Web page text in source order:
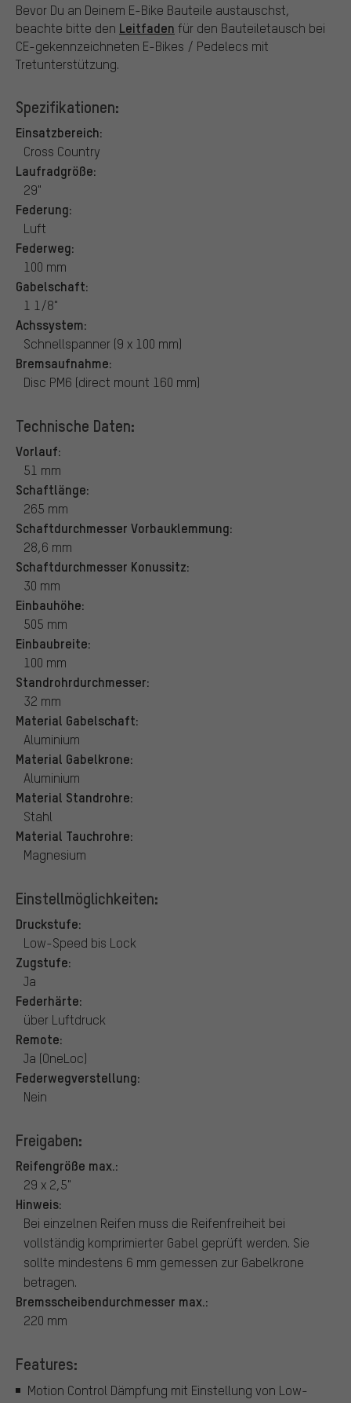
Bevor Du an Deinem E-Bike Bauteile austauschst,
beachte bitte den Leitfaden für den Bauteiletausch bei
CE-gekennzeichneten E-Bikes / Pedelecs mit
Tretunterstützung.
Spezifikationen:
Einsatzbereich:
Cross Country
Laufradgröße:
29"
Federung:
Luft
Federweg:
100 mm
Gabelschaft:
1 1/8"
Achssystem:
Schnellspanner (9 x 100 mm)
Bremsaufnahme:
Disc PM6 (direct mount 160 mm)
Technische Daten:
Vorlauf:
51 mm
Schaftlänge:
265 mm
Schaftdurchmesser Vorbauklemmung:
28,6 mm
Schaftdurchmesser Konussitz:
30 mm
Einbauhöhe:
505 mm
Einbaubreite:
100 mm
Standrohrdurchmesser:
32 mm
Material Gabelschaft:
Aluminium
Material Gabelkrone:
Aluminium
Material Standrohre:
Stahl
Material Tauchrohre:
Magnesium
Einstellmöglichkeiten:
Druckstufe:
Low-Speed bis Lock
Zugstufe:
Ja
Federhärte:
über Luftdruck
Remote:
Ja (OneLoc)
Federwegverstellung:
Nein
Freigaben:
Reifengröße max.:
29 x 2,5"
Hinweis:
Bei einzelnen Reifen muss die Reifenfreiheit bei
vollständig komprimierter Gabel geprüft werden. Sie
sollte mindestens 6 mm gemessen zur Gabelkrone
betragen.
Bremsscheibendurchmesser max.:
220 mm
Features:
Motion Control Dämpfung mit Einstellung von Low-